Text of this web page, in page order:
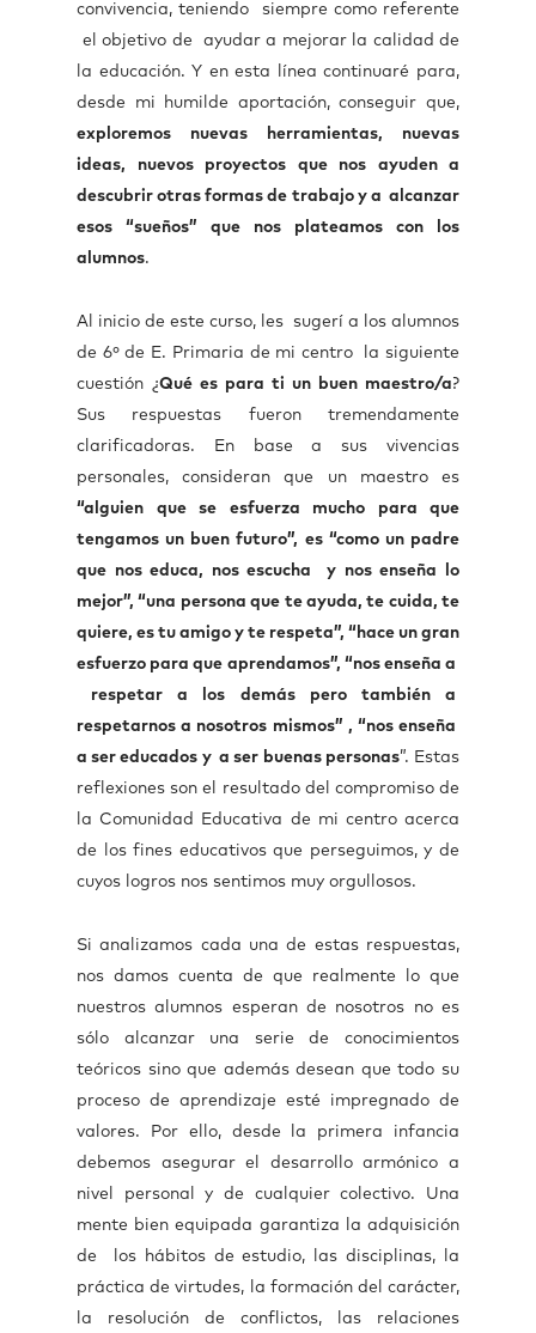
convivencia, teniendo siempre como referente
el objetivo de ayudar a mejorar la calidad de
la educación. Y en esta línea continuaré para,
desde mi humilde aportación, conseguir que,
exploremos nuevas herramientas, nuevas
ideas, nuevos proyectos que nos ayuden a
descubrir otras formas de trabajo y a alcanzar
esos “sueños” que nos plateamos con los
alumnos.
Al inicio de este curso, les sugerí a los alumnos
de 6º de E. Primaria de mi centro la siguiente
cuestión ¿Qué es para ti un buen maestro/a?
Sus respuestas fueron tremendamente
clarificadoras. En base a sus vivencias
personales, consideran que un maestro es
“alguien que se esfuerza mucho para que
tengamos un buen futuro”, es “como un padre
que nos educa, nos escucha y nos enseña lo
mejor”, “una persona que te ayuda, te cuida, te
quiere, es tu amigo y te respeta”, “hace un gran
esfuerzo para que aprendamos”, “nos enseña a
respetar a los demás pero también a
respetarnos a nosotros mismos” , “nos enseña
a ser educados y a ser buenas personas”. Estas
reflexiones son el resultado del compromiso de
la Comunidad Educativa de mi centro acerca
de los fines educativos que perseguimos, y de
cuyos logros nos sentimos muy orgullosos.
Si analizamos cada una de estas respuestas,
nos damos cuenta de que realmente lo que
nuestros alumnos esperan de nosotros no es
sólo alcanzar una serie de conocimientos
teóricos sino que además desean que todo su
proceso de aprendizaje esté impregnado de
valores. Por ello, desde la primera infancia
debemos asegurar el desarrollo armónico a
nivel personal y de cualquier colectivo. Una
mente bien equipada garantiza la adquisición
de los hábitos de estudio, las disciplinas, la
práctica de virtudes, la formación del carácter,
la resolución de conflictos, las relaciones